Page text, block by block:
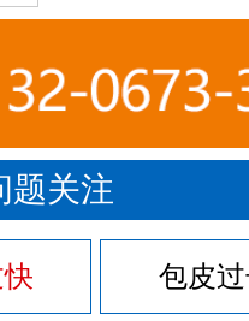
题关注
包皮